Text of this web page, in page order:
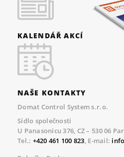
KALENDÁŘ AKCÍ
NAŠE KONTAKTY
Domat Control System s.r.o.
Sídlo společnosti
U Panasonicu 376, CZ – 530 06
Tel.: +420 461 100 823, E-mail: